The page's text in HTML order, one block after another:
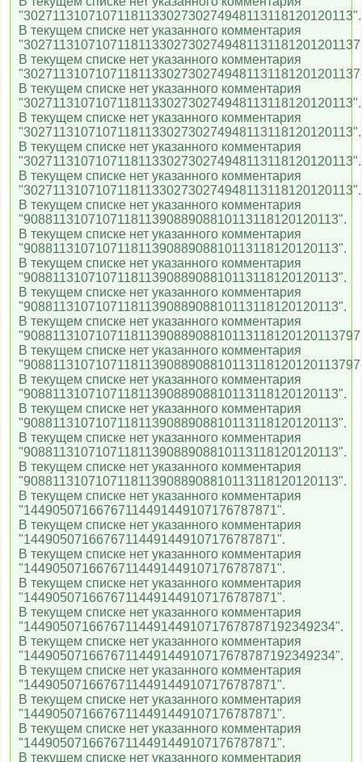
"3027113107107118113302730274948113118120120113".
В текущем списке нет указанного комментария
В текущем списке нет указанного комментария
В текущем списке нет указанного комментария
"3027113107107118113302730274948113118120120113".
В текущем списке нет указанного комментария
"3027113107107118113302730274948113118120120113".
В текущем списке нет указанного комментария
"3027113107107118113302730274948113118120120113".
В текущем списке нет указанного комментария
"3027113107107118113302730274948113118120120113".
В текущем списке нет указанного комментария
"90881131071071181139088908810113118120120113".
В текущем списке нет указанного комментария
"90881131071071181139088908810113118120120113".
В текущем списке нет указанного комментария
"90881131071071181139088908810113118120120113".
В текущем списке нет указанного комментария
"90881131071071181139088908810113118120120113".
В текущем списке нет указанного комментария
В текущем списке нет указанного комментария
В текущем списке нет указанного комментария
"90881131071071181139088908810113118120120113".
В текущем списке нет указанного комментария
"90881131071071181139088908810113118120120113".
В текущем списке нет указанного комментария
"90881131071071181139088908810113118120120113".
В текущем списке нет указанного комментария
"90881131071071181139088908810113118120120113".
В текущем списке нет указанного комментария
"14490507166767114491449107176787871".
В текущем списке нет указанного комментария
"14490507166767114491449107176787871".
В текущем списке нет указанного комментария
"14490507166767114491449107176787871".
В текущем списке нет указанного комментария
"14490507166767114491449107176787871".
В текущем списке нет указанного комментария
"1449050716676711449144910717678787192349234".
В текущем списке нет указанного комментария
"1449050716676711449144910717678787192349234".
В текущем списке нет указанного комментария
"14490507166767114491449107176787871".
В текущем списке нет указанного комментария
"14490507166767114491449107176787871".
В текущем списке нет указанного комментария
"14490507166767114491449107176787871".
В текущем списке нет указанного комментария